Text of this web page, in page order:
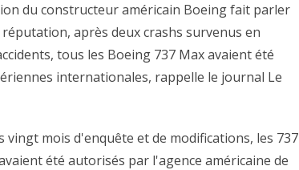
du constructeur américain Boeing fait parler
après deux crashs survenus en
tous les Boeing 737 Max avaient été
internationales, rappelle le journal Le
vingt mois d'enquête et de modifications, les 737
été autorisés par l'agence américaine de